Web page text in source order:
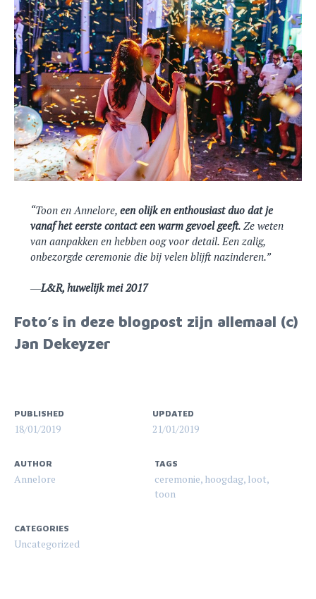
Toon en Annelore, een olijk en enthousiast duo dat je
vanaf het eerste contact een warm gevoel geeft. Ze weten
van aanpakken en hebben oog voor detail. Een zalig,
onbezorgde ceremonie die bij velen blijft nazinderen.”
L&R, huwelijk mei 2017
Foto’s in deze blogpost zijn allemaal (c)
Jan Dekeyzer
PUBLISHED
18/01/2019
UPDATED
21/01/2019
AUTHOR
Annelore
TAGS
ceremonie, hoogdag, loot,
toon
CATEGORIES
Uncategorized